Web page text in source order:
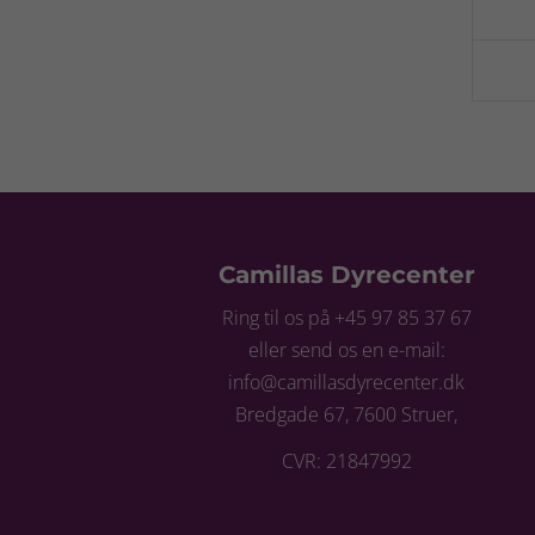
Camillas Dyrecenter
Ring til os på +45 97 85 37 67
eller send os en e-mail:
info@camillasdyrecenter.dk
Bredgade 67, 7600 Struer,
CVR: 21847992